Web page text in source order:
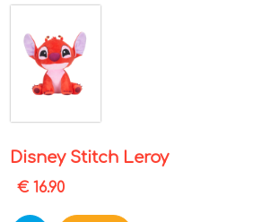
Disney Stitch Leroy
€ 16.90